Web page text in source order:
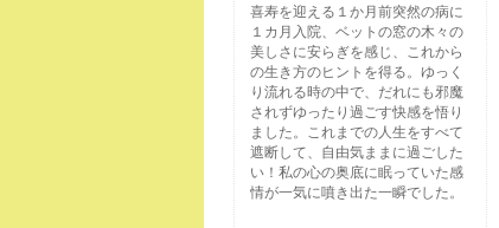
喜寿を迎える１か月前突然の病に
１カ月入院、ベットの窓の木々の
美しさに安らぎを感じ、これから
の生き方のヒントを得る。ゆっく
り流れる時の中で、だれにも邪魔
されずゆったり過ごす快感を悟り
ました。これまでの人生をすべて
遮断して、自由気ままに過ごした
い！私の心の奥底に眠っていた感
情が一気に噴き出た一瞬でした。